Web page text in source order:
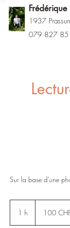
1937
079 827 85
Sur la base d'une
1 h
suisses
100